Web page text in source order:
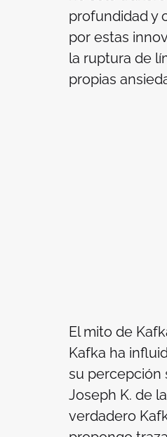
profundidad y
por estas
la ruptura de
propias
El mito de
Kafka ha
su percepción
Joseph K. de
verdadero